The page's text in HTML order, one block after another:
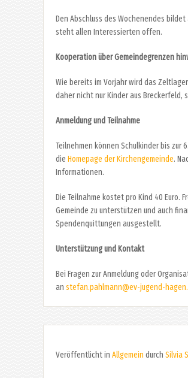
Den Abschluss des Wochenendes
steht allen Interessierten offen.
Kooperation über Gemeindegrenzen
Wie bereits im Vorjahr wird das
daher nicht nur Kinder aus Breckerfeld,
Anmeldung und Teilnahme
Teilnehmen können Schulkinder bis zur
die Homepage der Kirchengemeinde.
Informationen.
Die Teilnahme kostet pro Kind 40 Euro.
Gemeinde zu unterstützen und auch
Spendenquittungen ausgestellt.
Unterstützung und Kontakt
Bei Fragen zur Anmeldung oder
an stefan.pahlmann@ev-jugend-
Veröffentlicht in Allgemein durch Silvia